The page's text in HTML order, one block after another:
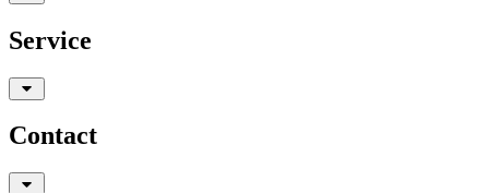
Service
Contact